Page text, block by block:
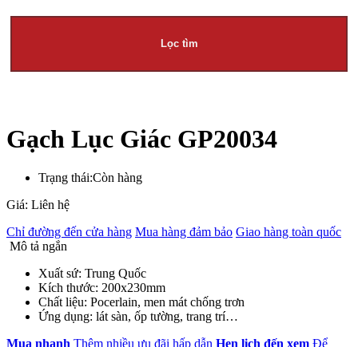
Lọc tìm
Gạch Lục Giác GP20034
Trạng thái:Còn hàng
Giá: Liên hệ
Chỉ đường đến cửa hàng Mua hàng đảm bảo Giao hàng toàn quốc
Mô tả ngắn
Xuất sứ: Trung Quốc
Kích thước: 200x230mm
Chất liệu: Pocerlain, men mát chống trơn
Ứng dụng: lát sàn, ốp tường, trang trí…
Mua nhanh Thêm nhiều ưu đãi hấp dẫn Hẹn lịch đến xem Để